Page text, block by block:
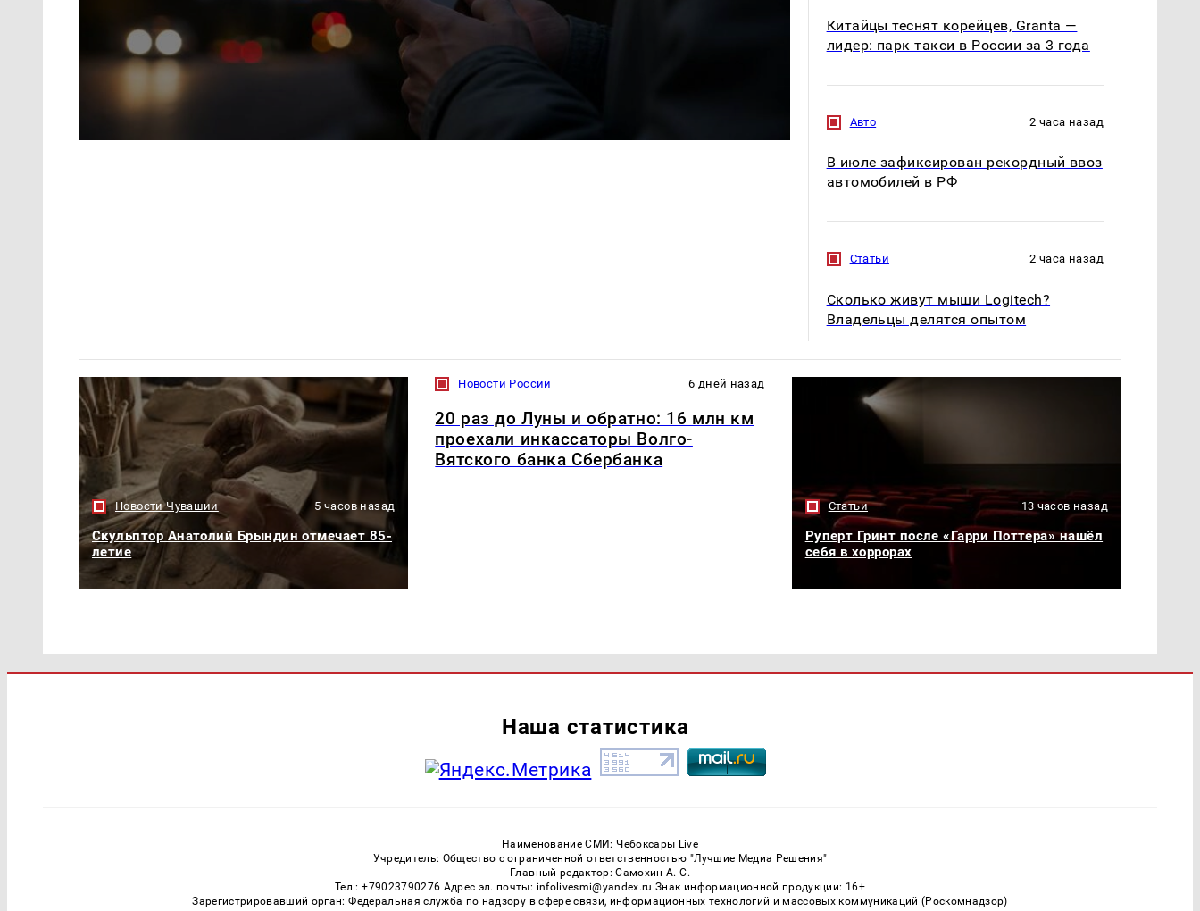
Китайцы теснят корейцев, Granta —
лидер: парк такси в России за 3 года
Авто 2 часа назад
В июле зафиксирован рекордный ввоз
автомобилей в РФ
Статьи 2 часа назад
Сколько живут мыши Logitech?
Владельцы делятся опытом
Новости Чувашии 5 часов назад
Скульптор Анатолий Брындин отмечает 85-
летие
Новости России 6 дней назад
20 раз до Луны и обратно: 16 млн км
проехали инкассаторы Волго-
Вятского банка Сбербанка
Статьи 13 часов назад
Руперт Гринт после «Гарри Поттера» нашёл
себя в хоррорах
Наша статистика
Наименование СМИ: Чебоксары Live
Учредитель: Общество с ограниченной ответственностью "Лучшие Медиа Решения"
Главный редактор: Самохин А. С.
Тел.: +79023790276 Адрес эл. почты: infolivesmi@yandex.ru Знак информационной продукции: 16+
Зарегистрировавший орган: Федеральная служба по надзору в сфере связи, информационных технологий и массовых коммуникаций (Роскомнадзор)